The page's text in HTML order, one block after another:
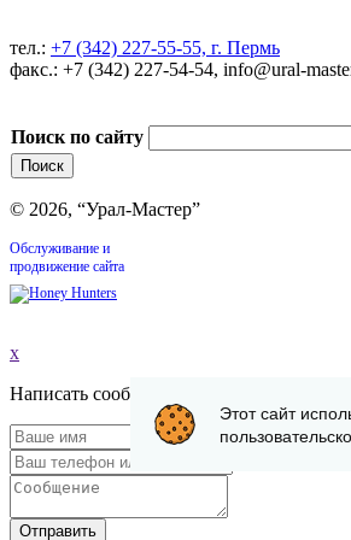
тел.: +7 (342) 227-55-55, г. Пермь
факс.: +7 (342) 227-54-54, info@ural-
Поиск по сайту
© 2026, “Урал-Мастер”
Обслуживание и
продвижение сайта
x
Написать сообщение
Отправить
Этот сайт